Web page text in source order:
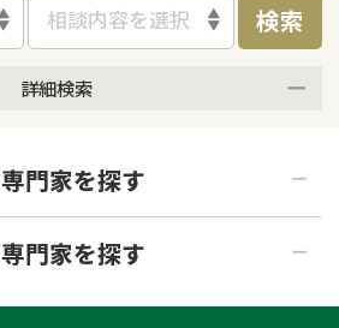
相談内容を選択 検索
詳細検索
土日祝の相談可能
専門家を探す
青森県
専門家を探す